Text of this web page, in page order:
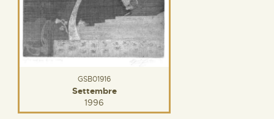
GSB01916
Settembre
1996